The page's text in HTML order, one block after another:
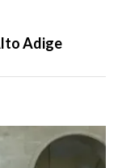
Adige